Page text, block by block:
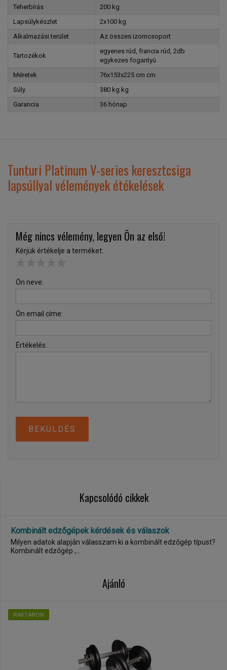
Teherbírás
200 kg
Lapsúlykészlet
2x100 kg
Alkalmazási terület
Az összes izomcsoport
Tartozékok
egyenes rúd, francia rúd, 2db
egykezes fogantyú
Méretek
76x153x225 cm cm
Súly
380 kg kg
Garancia
36 hónap
Tunturi Platinum V-series keresztcsiga
lapsúllyal vélemények étékelések
Még nincs vélemény, legyen Ön az első!
Kérjük értékelje a terméket:
Ön neve:
Ön email címe:
Értékelés:
BEKÜLDÉS
Kapcsolódó cikkek
Kombinált edzőgépek kérdések és válaszok
Milyen adatok alapján válasszam ki a kombinált edzőgép típust?
Kombinált edzőgép ,...
Ajánló
RAKTÁRON